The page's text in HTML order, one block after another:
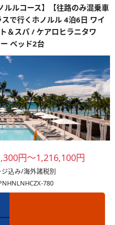
ルルコース】【往路のみ混乗車
で行くホノルル 4泊6日 ワイ
＆スパ / ケアロヒラニタワ
ベッド2台
円～1,216,100円
込み/海外諸税別
780